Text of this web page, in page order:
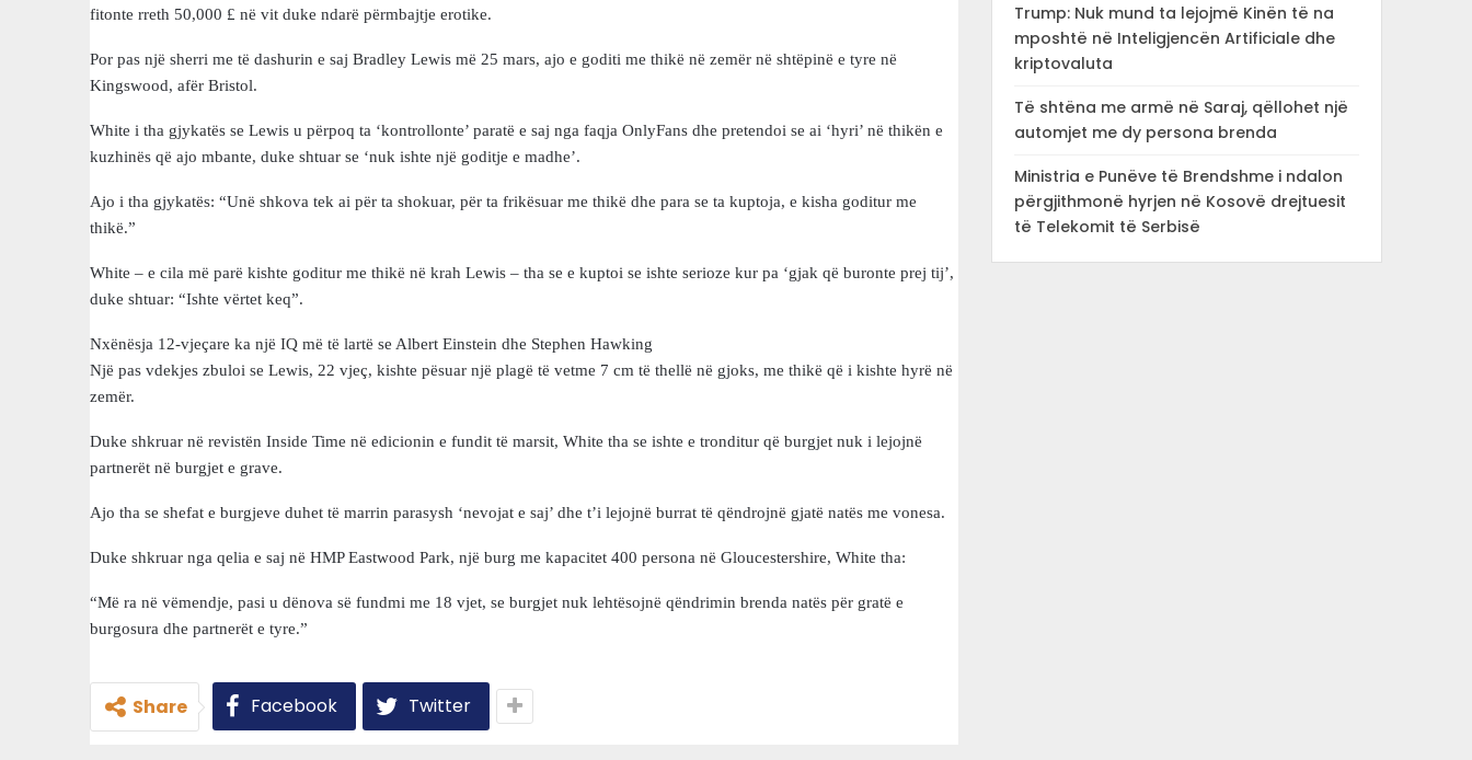
fitonte rreth 50,000 £ në vit duke ndarë përmbajtje erotike.
Por pas një sherri me të dashurin e saj Bradley Lewis më 25 mars, ajo e goditi me thikë në zemër në shtëpinë e tyre në
Kingswood, afër Bristol.
White i tha gjykatës se Lewis u përpoq ta ‘kontrollonte’ paratë e saj nga faqja OnlyFans dhe pretendoi se ai ‘hyri’ në thikën e
kuzhinës që ajo mbante, duke shtuar se ‘nuk ishte një goditje e madhe’.
Ajo i tha gjykatës: “Unë shkova tek ai për ta shokuar, për ta frikësuar me thikë dhe para se ta kuptoja, e kisha goditur me
thikë.”
White – e cila më parë kishte goditur me thikë në krah Lewis – tha se e kuptoi se ishte serioze kur pa ‘gjak që buronte prej tij’,
duke shtuar: “Ishte vërtet keq”.
Nxënësja 12-vjeçare ka një IQ më të lartë se Albert Einstein dhe Stephen Hawking
Një pas vdekjes zbuloi se Lewis, 22 vjeç, kishte pësuar një plagë të vetme 7 cm të thellë në gjoks, me thikë që i kishte hyrë në
zemër.
Duke shkruar në revistën Inside Time në edicionin e fundit të marsit, White tha se ishte e tronditur që burgjet nuk i lejojnë
partnerët në burgjet e grave.
Ajo tha se shefat e burgjeve duhet të marrin parasysh ‘nevojat e saj’ dhe t’i lejojnë burrat të qëndrojnë gjatë natës me vonesa.
Duke shkruar nga qelia e saj në HMP Eastwood Park, një burg me kapacitet 400 persona në Gloucestershire, White tha:
“Më ra në vëmendje, pasi u dënova së fundmi me 18 vjet, se burgjet nuk lehtësojnë qëndrimin brenda natës për gratë e
burgosura dhe partnerët e tyre.”
Share Facebook Twitter
Trump: Nuk mund ta lejojmë Kinën të na
mposhtë në Inteligjencën Artificiale dhe
kriptovaluta
Të shtëna me armë në Saraj, qëllohet një
automjet me dy persona brenda
Ministria e Punëve të Brendshme i ndalon
përgjithmonë hyrjen në Kosovë drejtuesit
të Telekomit të Serbisë